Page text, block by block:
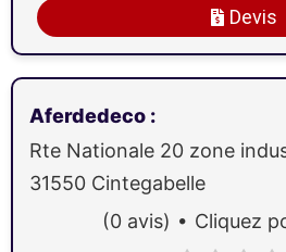
Devis
Aferdedeco :
Rte Nationale 20 zone
31550 Cintegabelle
(0 avis) Cliquez